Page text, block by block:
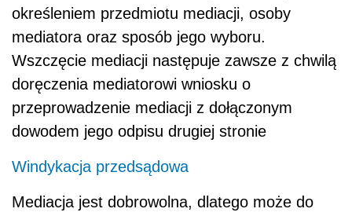
określeniem przedmiotu mediacji, osoby
mediatora oraz sposób jego wyboru.
Wszczęcie mediacji następuje zawsze z chwilą
doręczenia mediatorowi wniosku o
przeprowadzenie mediacji z dołączonym
dowodem jego odpisu drugiej stronie
Windykacja przedsądowa
Mediacja jest dobrowolna, dlatego może do